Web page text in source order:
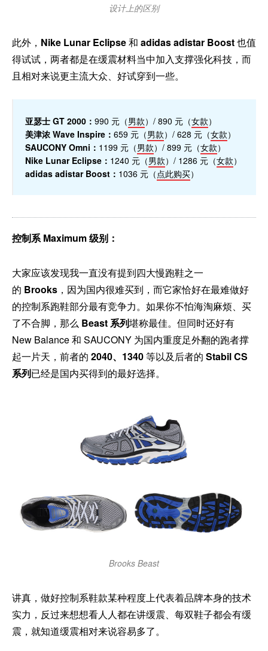
设计上的区别
此外， Nike Lunar Eclipse和 adidas adistar Boost也值
得试试，两者都是在缓震材料当中加入支撑强化科技，而
且相对来说更主流大众、好试穿到一些。
亚瑟士 GT 2000： 990 元（男款）/ 890 元（女款）
美津浓 Wave Inspire： 659 元（男款）/ 628 元（女款）
SAUCONY Omni： 1199 元（男款）/ 899 元（女款）
Nike Lunar Eclipse： 1240 元（男款）/ 1286 元（女款）
adidas adistar Boost： 1036 元（ 点此购买）
控制系 Maximum 级别：
大家应该发现我一直没有提到四大慢跑鞋之一
的 Brooks ，因为国内很难买到，而它家恰好在最难做好
的控制系跑鞋部分最有竞争力。如果你不怕海淘麻烦、买
了不合脚，那么 Beast 系列堪称最佳。但同时还好有
New Balance 和 SAUCONY 为国内重度足外翻的跑者撑
起一片天，前者的 2040、1340等以及后者的 Stabil CS
系列已经是国内买得到的最好选择。
Brooks Beast
讲真，做好控制系鞋款某种程度上代表着品牌本身的技术
实力，反过来想想看人人都在讲缓震、每双鞋子都会有缓
震，就知道缓震相对来说容易多了。